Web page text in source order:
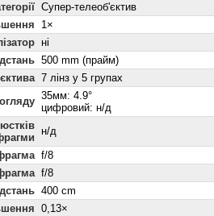
Супер-телеоб'єктив
1×
ні
500 mm (прайм)
7 лінз у 5 групах
35мм: 4.9°
цифровий: н/д
н/д
f/8
f/8
400 cm
0,13×